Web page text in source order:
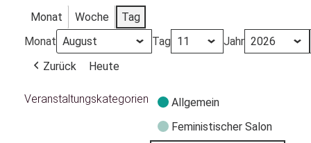
Monat Woche
Tag
Monat
Tag
Jahr
Zurück
Heute
Veranstaltungskategorien
Allgemein
Feministischer Salon